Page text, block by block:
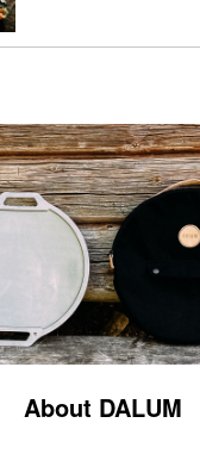
About DALUM